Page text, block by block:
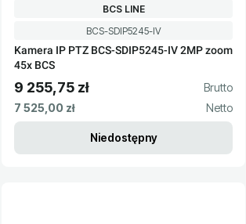
Kod produktu
BCS-SDIP5245-IV
Kamera IP PTZ BCS-SDIP5245-IV 2MP zoom
45x BCS
PRODUCENT
BCS LINE
Cena brutto
9 255,75 zł
Cena netto
7 525,00 zł
Niedostępny